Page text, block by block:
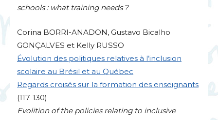
schools : what training needs ?
Corina BORRI-ANADON, Gustavo Bicalho
GONÇALVES et Kelly RUSSO
Évolution des politiques relatives à l’inclusion
scolaire au Brésil et au Québec
Regards croisés sur la formation des enseignants
(117-130)
Evolition of the policies relating to inclusive